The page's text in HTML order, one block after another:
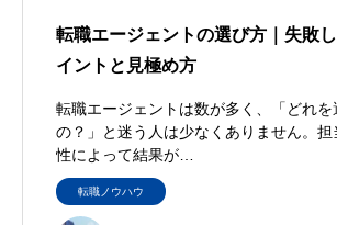
転職エージェントの選び方｜失敗
イントと見極め方
転職エージェントは数が多く、「どれを
の？」と迷う人は少なくありません。担
性によって結果が…
転職ノウハウ